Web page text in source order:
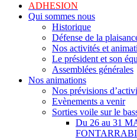
ADHESION
Qui sommes nous
Historique
Défense de la
Nos activités et
Le président et son
Assemblées générales
Nos animations
Nos prévisions
Evènements a venir
Sorties voile sur le
Du 26 au 31